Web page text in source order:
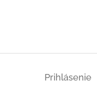
Prihlásenie